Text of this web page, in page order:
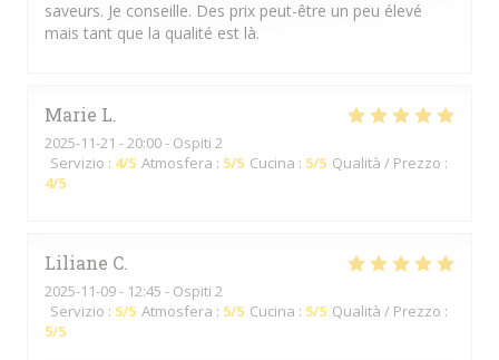
saveurs. Je conseille. Des prix peut-être un peu élevé
mais tant que la qualité est là.
Marie L
2025-11-21 - 20:00 - Ospiti 2
Servizio : 4/5 Atmosfera : 5/5 Cucina : 5/5 Qualità / Prezzo :
4/5
Liliane C
2025-11-09- 12:45 - Ospiti 2
Servizio : 5/5 Atmosfera : 5/5 Cucina : 5/5 Qualità / Prezzo :
5/5